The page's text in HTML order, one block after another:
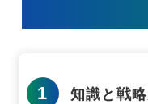
1 知識と戦